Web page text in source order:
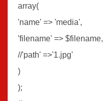
array(
'name' => 'media',
'filename' => $filename,
//'path' =>'1.jpg'
)
);